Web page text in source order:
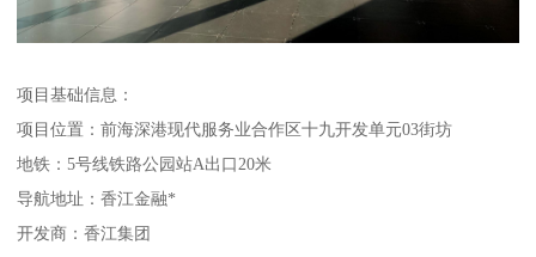
项目基础信息：
项目位置：前海深港现代服务业合作区十九开发单元03街坊
地铁：5号线铁路公园站A出口20米
导航地址：香江金融*
开发商：香江集团